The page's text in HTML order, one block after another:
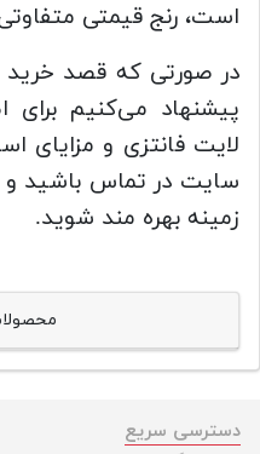
است، رنج قیمتی متفاوتی
در صورتی که قصد خرید
پیشنهاد می‌کنیم برای
لایت فانتزی و مزایای
سایت در تماس باشید و
زمینه بهره مند شوید.
دسترسی سریع